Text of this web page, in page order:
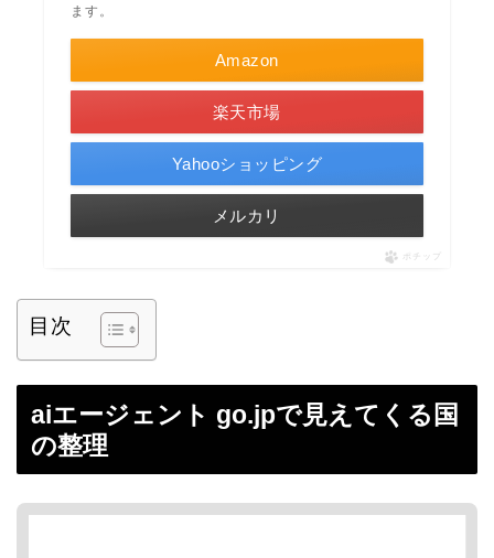
ます。
Amazon
楽天市場
Yahooショッピング
メルカリ
ポチップ
目次
aiエージェント go.jpで見えてくる国
の整理